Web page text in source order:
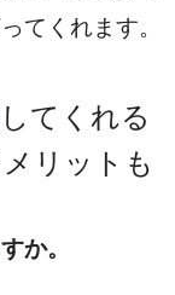
てくれます。
てくれる
リットも
か。